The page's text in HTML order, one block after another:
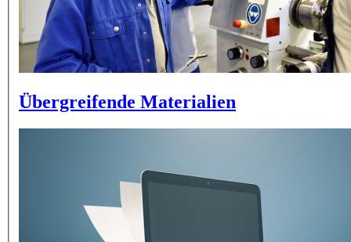
Übergreifende Materialien